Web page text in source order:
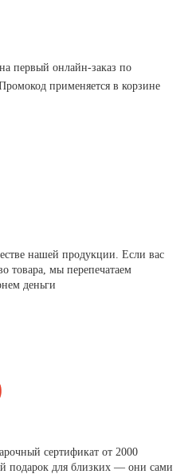
первый онлайн-заказ по
применяется в корзине
нашей продукции. Если вас
товара, мы перепечатаем
деньги
сертификат от 2000
подарок для близких — они сами